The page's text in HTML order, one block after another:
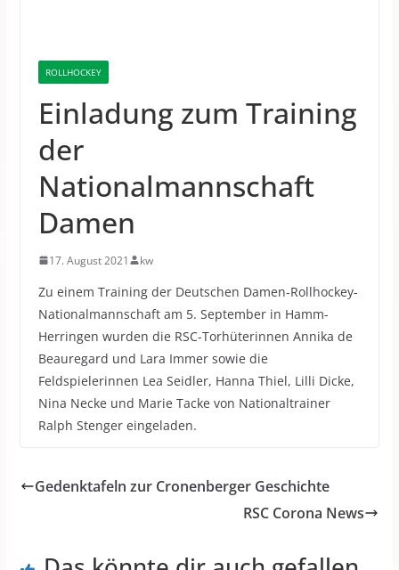
ROLLHOCKEY
Einladung zum Training
der
Nationalmannschaft
Damen
17. August 2021 kw
Zu einem Training der Deutschen Damen-Rollhockey-
Nationalmannschaft am 5. September in Hamm-
Herringen wurden die RSC-Torhüterinnen Annika de
Beauregard und Lara Immer sowie die
Feldspielerinnen Lea Seidler, Hanna Thiel, Lilli Dicke,
Nina Necke und Marie Tacke von Nationaltrainer
Ralph Stenger eingeladen.
Gedenktafeln zur Cronenberger Geschichte
RSC Corona News